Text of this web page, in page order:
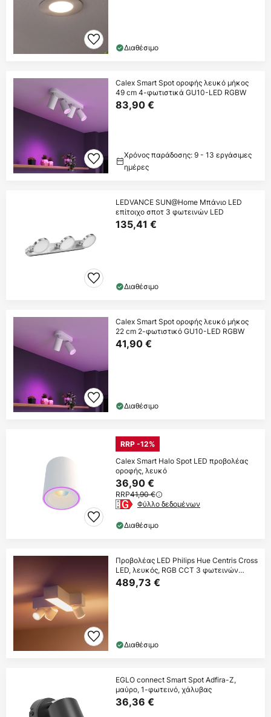
Διαθέσιμο
Calex Smart Spot οροφής λευκό μήκος
49 cm 4-φωτιστικά GU10-LED RGBW
83,90 €
Χρόνος παράδοσης: 9 - 13 εργάσιμες
ημέρες
LEDVANCE SUN@Home Μπάνιο LED
επίτοιχο σποτ 3 φωτεινών LED
135,41 €
Διαθέσιμο
Calex Smart Spot οροφής λευκό μήκος
22 cm 2-φωτιστικό GU10-LED RGBW
41,90 €
Διαθέσιμο
RRP -12%
Calex Smart Halo Spot LED προβολέας
οροφής, λευκό
36,90 €
RRP41,90 €
Φύλλο δεδομένων
Διαθέσιμο
Προβολέας LED Philips Hue Centris Cross
LED, λευκός, RGB CCT 3 φωτεινών
σημείων
489,73 €
Διαθέσιμο
EGLO connect Smart Spot Adfira-Z,
μαύρο, 1-φωτεινό, χάλυβας
36,36 €